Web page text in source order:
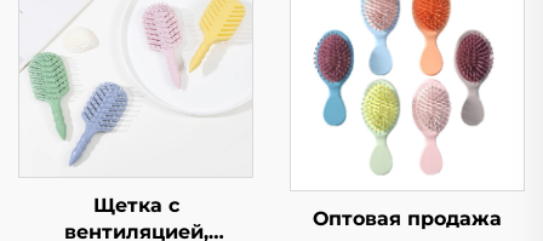
Щетка с
вентиляцией,
Оптовая продажа